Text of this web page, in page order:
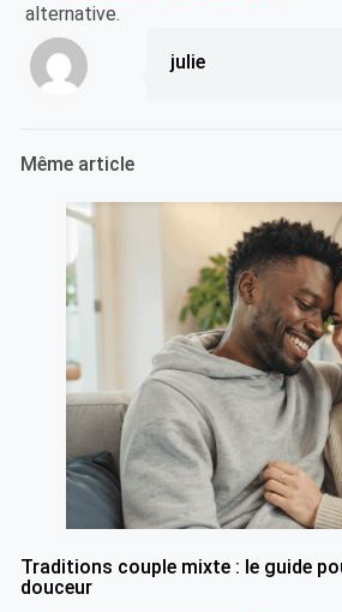
alternative.
julie
Même article
Traditions couple mixte : le guide
douceur